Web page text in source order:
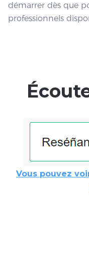
démarrer dès que
professionnels
Vous pouvez